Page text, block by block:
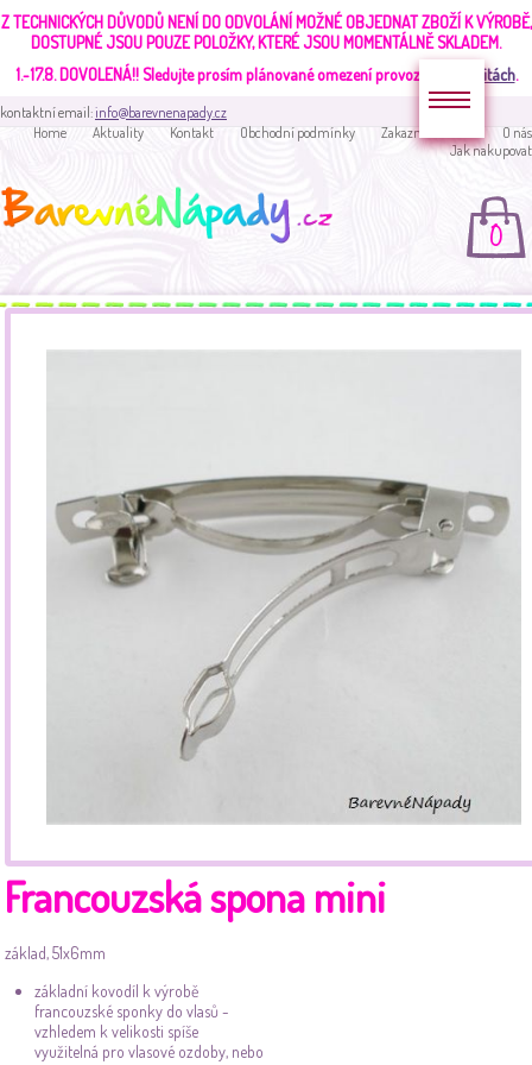
Z TECHNICKÝCH DŮVODŮ NENÍ DO ODVOLÁNÍ MOŽNÉ OBJEDNAT ZBOŽÍ K VÝROBĚ,
DOSTUPNÉ JSOU POUZE POLOŽKY, KTERÉ JSOU MOMENTÁLNĚ SKLADEM.
1.-17.8. DOVOLENÁ!!Sledujte prosím plánované omezení provozu v aktualitách.
kontaktní email:info@barevnenapady.cz
Home
Aktuality Kontakt Obchodní podmínky Zakaznická sekce
O nás
Jak nakupovat
0
Francouzská spona mini
základ, 51x6mm
základní kovodíl k výrobě
francouzské sponky do vlasů -
vzhledem k velikosti spíše
využitelná pro vlasové ozdoby, nebo